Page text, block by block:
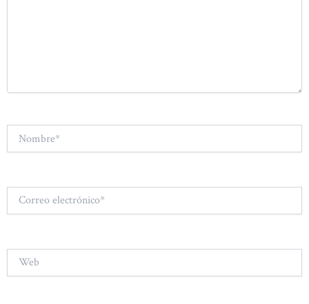
Correo
electrónico*
Web